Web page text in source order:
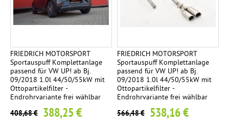
FRIEDRICH MOTORSPORT
Sportauspuff Komplettanlage
passend für VW UP! ab Bj.
09/2018 1.0l 44/50/55kW mit
Ottopartikelfilter -
Endrohrvariante frei wählbar
408,68 € 388,25 €
FRIEDRICH MOTORSPORT
Sportauspuff Komplettanlage
passend für VW UP! ab Bj.
09/2018 1.0l 44/50/55kW mit
Ottopartikelfilter -
Endrohrvariante frei wählbar
566,48 € 538,16 €